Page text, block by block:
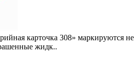
карточка 308» маркируются не
жидк..